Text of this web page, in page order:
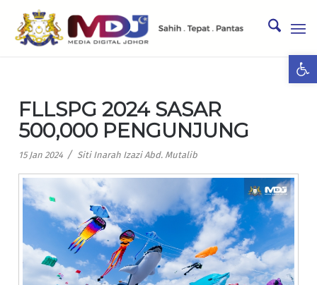
FLLSPG 2024 SASAR
500,000 PENGUNJUNG
15 Jan 2024 / Siti Inarah Izazi Abd. Mutalib